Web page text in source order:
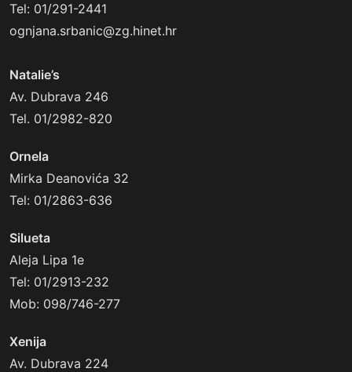
Tel: 01/291-2441
ognjana.srbanic@zg.hinet.hr
Natalie’s
Av. Dubrava 246
Tel. 01/2982-820
Ornela
Mirka Deanovića 32
Tel: 01/2863-636
Silueta
Aleja Lipa 1e
Tel: 01/2913-232
Mob: 098/746-277
Xenija
Av. Dubrava 224